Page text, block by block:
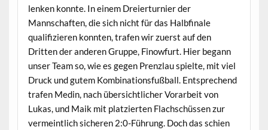
lenken konnte. In einem Dreierturnier der
Mannschaften, die sich nicht für das Halbfinale
qualifizieren konnten, trafen wir zuerst auf den
Dritten der anderen Gruppe, Finowfurt. Hier begann
unser Team so, wie es gegen Prenzlau spielte, mit viel
Druck und gutem Kombinationsfußball. Entsprechend
trafen Medin, nach übersichtlicher Vorarbeit von
Lukas, und Maik mit platzierten Flachschüssen zur
vermeintlich sicheren 2:0-Führung. Doch das schien